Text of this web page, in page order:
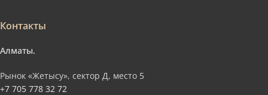
Контакты
Алматы.
Рынок «Жетысу», сектор Д, место 5
+7 705 778 32 72